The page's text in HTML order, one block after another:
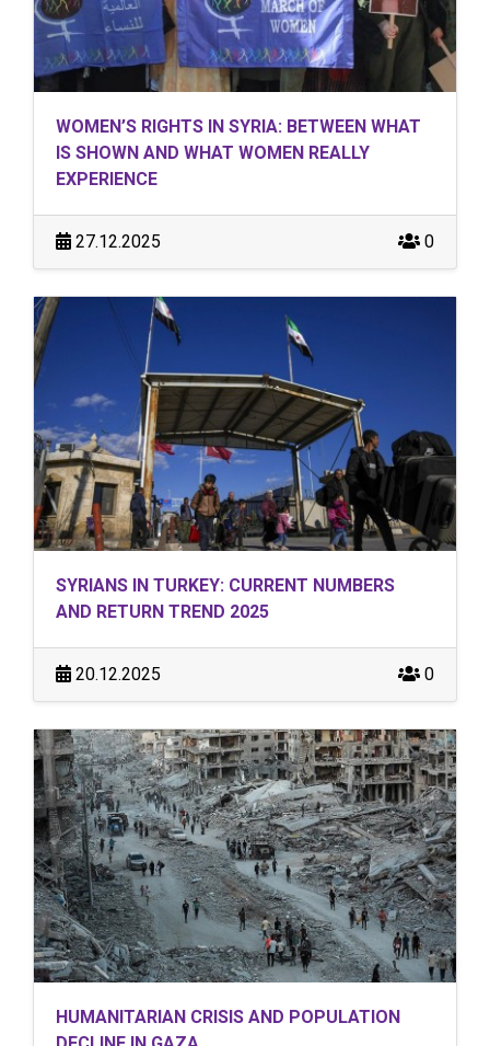
WOMEN’S RIGHTS IN SYRIA: BETWEEN WHAT
IS SHOWN AND WHAT WOMEN REALLY
EXPERIENCE
27.12.2025 0
SYRIANS IN TURKEY: CURRENT NUMBERS
AND RETURN TREND 2025
20.12.2025 0
HUMANITARIAN CRISIS AND POPULATION